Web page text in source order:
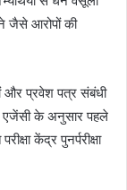
जैसे आरोपों की
और प्रवेश पत्र संबंधी
एजेंसी के अनुसार पहले
केंद्र पुनर्परीक्षा